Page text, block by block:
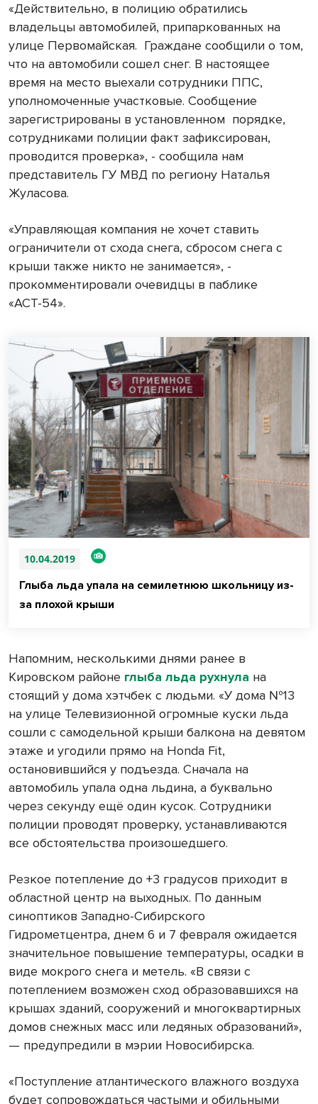
«Действительно, в полицию обратились
владельцы автомобилей, припаркованных на
улице Первомайская. Граждане сообщили о том,
что на автомобили сошел снег. В настоящее
время на место выехали сотрудники ППС,
уполномоченные участковые. Сообщение
зарегистрированы в установленном порядке,
сотрудниками полиции факт зафиксирован,
проводится проверка», - сообщила нам
представитель ГУ МВД по региону Наталья
Жуласова.
«Управляющая компания не хочет ставить
ограничители от схода снега, сбросом снега с
крыши также никто не занимается», -
прокомментировали очевидцы в паблике
«АСТ-54».
10.04.2019
Глыба льда упала на семилетнюю школьницу из-
за плохой крыши
Напомним, несколькими днями ранее в
Кировском районе глыба льда рухнула на
стоящий у дома хэтчбек с людьми. «У дома №13
на улице Телевизионной огромные куски льда
сошли с самодельной крыши балкона на девятом
этаже и угодили прямо на Honda Fit,
остановившийся у подъезда. Сначала на
автомобиль упала одна льдина, а буквально
через секунду ещё один кусок. Сотрудники
полиции проводят проверку, устанавливаются
все обстоятельства произошедшего.
Резкое потепление до +3 градусов приходит в
областной центр на выходных. По данным
синоптиков Западно-Сибирского
Гидрометцентра, днем 6 и 7 февраля ожидается
значительное повышение температуры, осадки в
виде мокрого снега и метель. «В связи с
потеплением возможен сход образовавшихся на
крышах зданий, сооружений и многоквартирных
домов снежных масс или ледяных образований»,
— предупредили в мэрии Новосибирска.
«Поступление атлантического влажного воздуха
будет сопровождаться частыми и обильными